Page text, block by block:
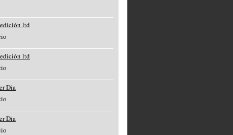
edición ltd
edición ltd
Dia
Dia